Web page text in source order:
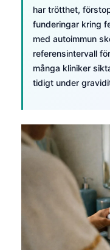
har trötthet,
funderingar kring
med autoimmun
referensintervall
många kliniker
tidigt under